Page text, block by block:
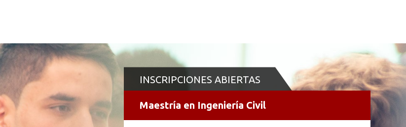
INSCRIPCIONES ABIERTAS
Maestría en Ingeniería Civil
Buscar en: